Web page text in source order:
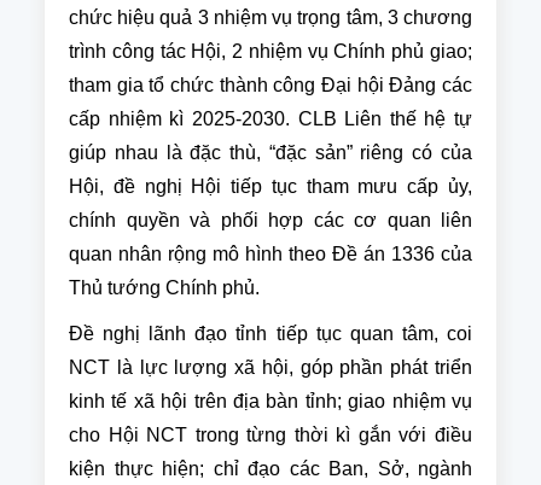
chức hiệu quả 3 nhiệm vụ trọng tâm, 3 chương
trình công tác Hội, 2 nhiệm vụ Chính phủ giao;
tham gia tổ chức thành công Đại hội Đảng các
cấp nhiệm kì 2025-2030. CLB Liên thế hệ tự
giúp nhau là đặc thù, “đặc sản” riêng có của
Hội, đề nghị Hội tiếp tục tham mưu cấp ủy,
chính quyền và phối hợp các cơ quan liên
quan nhân rộng mô hình theo Đề án 1336 của
Thủ tướng Chính phủ.
Đề nghị lãnh đạo tỉnh tiếp tục quan tâm, coi
NCT là lực lượng xã hội, góp phần phát triển
kinh tế xã hội trên địa bàn tỉnh; giao nhiệm vụ
cho Hội NCT trong từng thời kì gắn với điều
kiện thực hiện; chỉ đạo các Ban, Sở, ngành